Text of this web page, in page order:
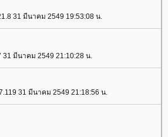
31 มีนาคม 2549 19:53:08 น.
มีนาคม 2549 21:10:28 น.
31 มีนาคม 2549 21:18:56 น.